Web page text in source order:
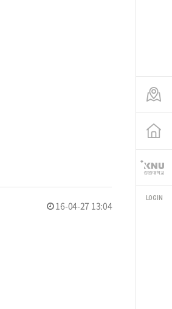
16-04-27 13:04
LOGIN